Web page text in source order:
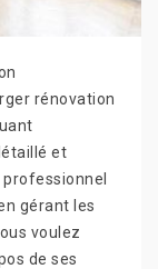
rénovation
et
gérant les
voulez
de ses